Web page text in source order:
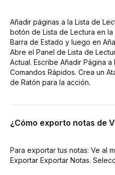
Añadir páginas a la Lista de
botón de Lista de Lectura en
Barra de Estado y luego en
Abre el Panel de Lista de
Actual. Escribe Añadir Página
Comandos Rápidos. Crea un
de Ratón para la acción.
¿Cómo exporto notas de
Para exportar tus notas: Ve al
Exportar Exportar Notas.